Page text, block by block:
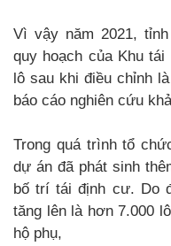
Vì vậy năm 2021,
quy hoạch của Khu
lô sau khi điều chỉnh
báo cáo nghiên cứu
Trong quá trình tổ
dự án đã phát sinh
bố trí tái định cư. Do
tăng lên là hơn 7.000
hộ phụ,